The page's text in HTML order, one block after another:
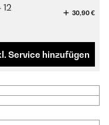
12
30,90 €
Service hinzufügen